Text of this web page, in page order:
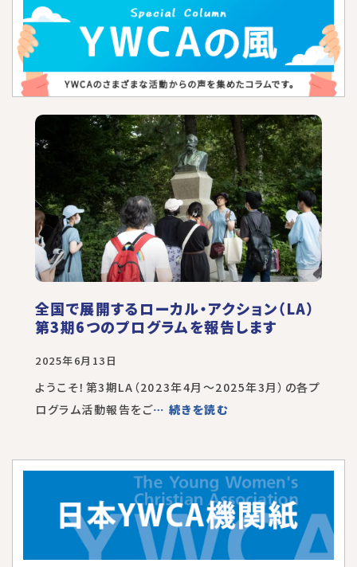
全国で展開するローカル・アクション（LA）
第3期6つのプログラムを報告します
2025年6月13日
ようこそ！第3期LA（2023年4月～2025年3月）の各プ
ログラム活動報告をご… 続きを読む